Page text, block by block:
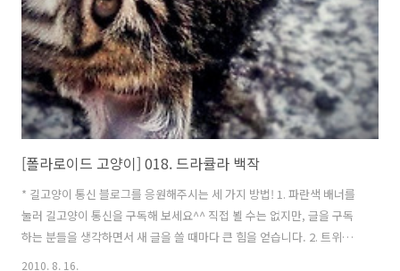
고양이를좋아하는 사람이라면 관심을 가질 물건도 함께 판매하고 있습
니다.이런 후원상품을..
[폴라로이드 고양이] 018. 드라큘라 백작
* 길고양이 통신 블로그를 응원해주시는 세 가지 방법! 1. 파란색 배너를
눌러 길고양이 통신을 구독해 보세요^^ 직접 뵐 수는 없지만, 글을 구독
하는 분들을 생각하면서 새 글을 쓸 때마다 큰 힘을 얻습니다. 2. 트위터
이웃맺기 @catstory_kr 3. 길고양이를 응원하는 사람들의 트위터 모
2010. 8. 16.